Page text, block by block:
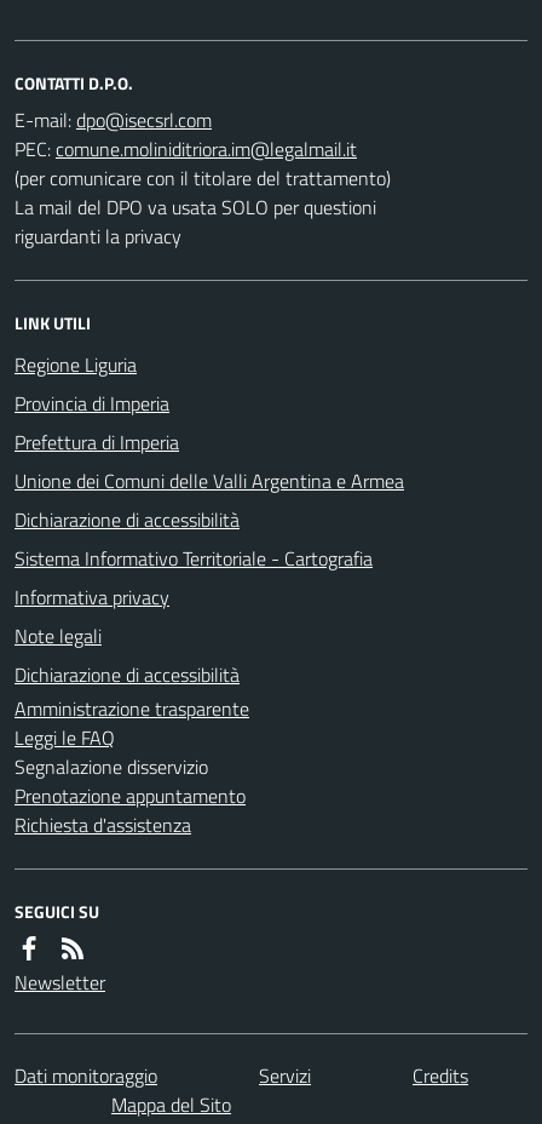
CONTATTI D.P.O.
E-mail:
PEC:
(per comunicare con il titolare del trattamento)
La mail del DPO va usata SOLO per questioni
riguardanti la privacy
LINK UTILI
Regione Liguria
Provincia di Imperia
Prefettura di Imperia
Unione dei Comuni delle Valli Argentina e Armea
Dichiarazione di accessibilità
Sistema Informativo Territoriale - Cartografia
Informativa privacy
Note legali
Dichiarazione di accessibilità
Amministrazione trasparente
Leggi le FAQ
Segnalazione disservizio
Prenotazione appuntamento
Richiesta d'assistenza
SEGUICI SU
Newsletter
Dati monitoraggio Servizi
Credits
Mappa del Sito